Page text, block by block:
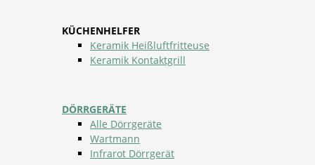
KÜCHENHELFER
Keramik Heißluftfritteuse
Keramik Kontaktgrill
DÖRRGERÄTE
Alle Dörrgeräte
Wartmann
Infrarot Dörrgerät